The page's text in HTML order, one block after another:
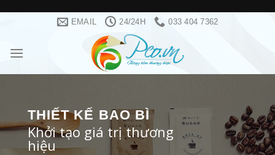
content
EMAIL 24/24H 033 404 7362
THIẾT KẾ BAO BÌ
Khởi tạo giá trị thương
hiệu